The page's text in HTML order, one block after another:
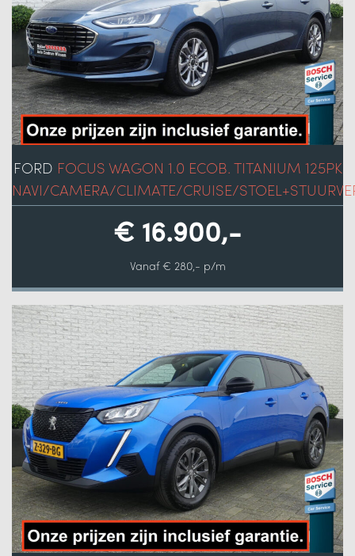
FORD FOCUS WAGON 1.0 ECOB. TITANIUM 125PK
NAVI/CAMERA/CLIMATE/CRUISE/
€ 16.900,-
Vanaf € 280,- p/m